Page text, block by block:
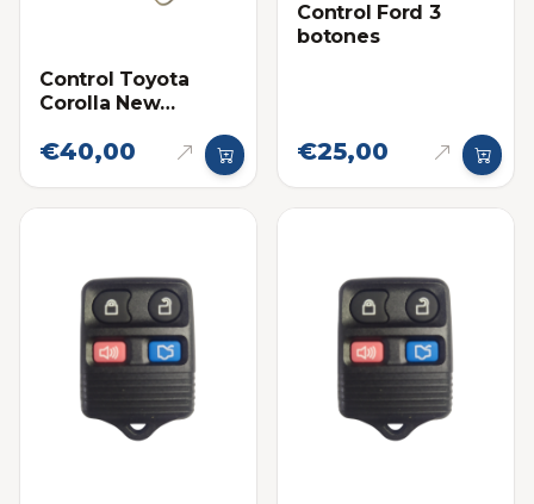
Control Toyota
Corolla New
€40,00
Control Ford 3
botones
€25,00